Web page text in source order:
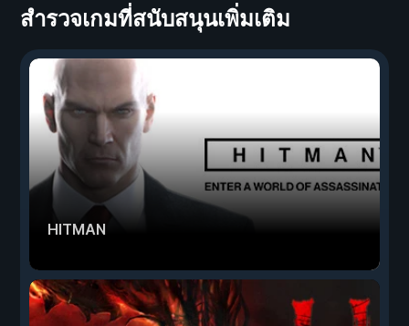
สำรวจเกมที่สนับสนุนเพิ่มเติม
HITMAN